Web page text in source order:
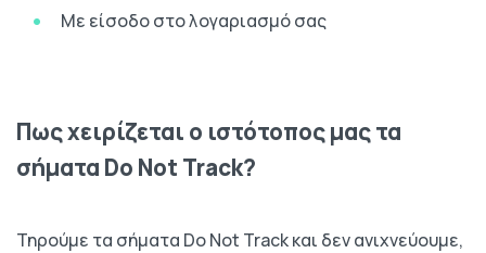
Με είσοδο στο λογαριασμό σας
Πως χειρίζεται ο ιστότοπος μας τα
σήματα Do Not Track?
Τηρούμε τα σήματα Do Not Track και δεν ανιχνεύουμε,